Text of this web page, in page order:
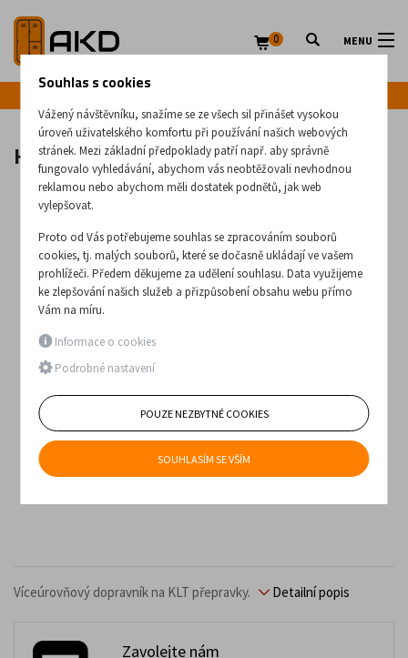
MENU
0
KLT dopravníky
Víceúrovňový dopravník na KLT přepravky. Detailní popis
Zavolejte nám
Souhlas s cookies
Vážený návštěvníku, snažíme se ze všech sil přinášet vysokou
úroveň uživatelského komfortu při používání našich webových
stránek. Mezi základní předpoklady patří např. aby správně
fungovalo vyhledávání, abychom vás neobtěžovali nevhodnou
reklamou nebo abychom měli dostatek podnětů, jak web
vylepšovat.
Proto od Vás potřebujeme souhlas se zpracováním souborů
cookies, tj. malých souborů, které se dočasně ukládají ve vašem
prohlížeči. Předem děkujeme za udělení souhlasu. Data využijeme
ke zlepšování našich služeb a přizpůsobení obsahu webu přímo
Vám na míru.
Informace o cookies
Podrobné nastavení
POUZE NEZBYTNÉ COOKIES
SOUHLASÍM SE VŠÍM